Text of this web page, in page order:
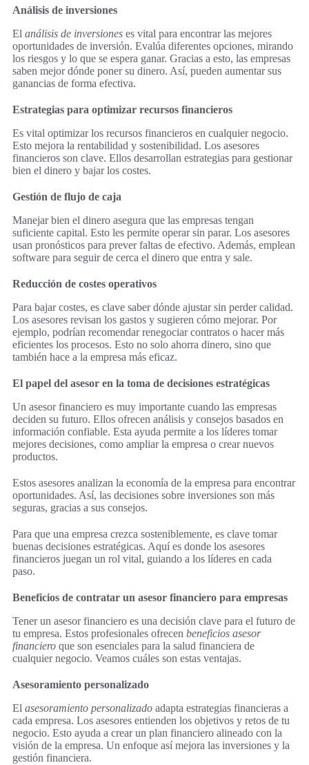
Análisis de inversiones
El análisis de inversiones es vital para encontrar las mejores
oportunidades de inversión. Evalúa diferentes opciones, mirando
los riesgos y lo que se espera ganar. Gracias a esto, las empresas
saben mejor dónde poner su dinero. Así, pueden aumentar sus
ganancias de forma efectiva.
Estrategias para optimizar recursos financieros
Es vital optimizar los recursos financieros en cualquier negocio.
Esto mejora la rentabilidad y sostenibilidad. Los asesores
financieros son clave. Ellos desarrollan estrategias para gestionar
bien el dinero y bajar los costes.
Gestión de flujo de caja
Manejar bien el dinero asegura que las empresas tengan
suficiente capital. Esto les permite operar sin parar. Los asesores
usan pronósticos para prever faltas de efectivo. Además, emplean
software para seguir de cerca el dinero que entra y sale.
Reducción de costes operativos
Para bajar costes, es clave saber dónde ajustar sin perder calidad.
Los asesores revisan los gastos y sugieren cómo mejorar. Por
ejemplo, podrían recomendar renegociar contratos o hacer más
eficientes los procesos. Esto no solo ahorra dinero, sino que
también hace a la empresa más eficaz.
El papel del asesor en la toma de decisiones estratégicas
Un asesor financiero es muy importante cuando las empresas
deciden su futuro. Ellos ofrecen análisis y consejos basados en
información confiable. Esta ayuda permite a los líderes tomar
mejores decisiones, como ampliar la empresa o crear nuevos
productos.
Estos asesores analizan la economía de la empresa para encontrar
oportunidades. Así, las decisiones sobre inversiones son más
seguras, gracias a sus consejos.
Para que una empresa crezca sosteniblemente, es clave tomar
buenas decisiones estratégicas. Aquí es donde los asesores
financieros juegan un rol vital, guiando a los líderes en cada
paso.
Beneficios de contratar un asesor financiero para empresas
Tener un asesor financiero es una decisión clave para el futuro de
tu empresa. Estos profesionales ofrecen beneficios asesor
financiero que son esenciales para la salud financiera de
cualquier negocio. Veamos cuáles son estas ventajas.
Asesoramiento personalizado
El asesoramiento personalizado adapta estrategias financieras a
cada empresa. Los asesores entienden los objetivos y retos de tu
negocio. Esto ayuda a crear un plan financiero alineado con la
visión de la empresa. Un enfoque así mejora las inversiones y la
gestión financiera.